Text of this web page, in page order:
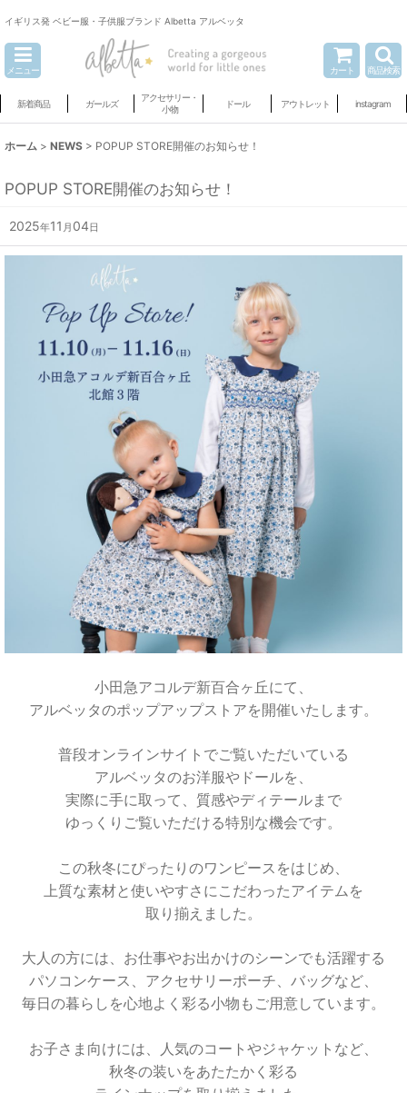
イギリス発 ベビー服・子供服ブランド Albetta アルベッタ
メニュー カート 商品検索
新着商品 ガールズ
アクセサリー・
小物
ドール アウトレット instagram
ホーム > NEWS > POPUP STORE開催のお知らせ！
POPUP STORE開催のお知らせ！
2025年11 月 04日
小田急アコルデ新百合ヶ丘にて、
アルベッタのポップアップストアを開催いたします。
普段オンラインサイトでご覧いただいている
アルベッタのお洋服やドールを、
実際に手に取って、質感やディテールまで
ゆっくりご覧いただける特別な機会です。
この秋冬にぴったりのワンピースをはじめ、
上質な素材と使いやすさにこだわったアイテムを
取り揃えました。
大人の方には、お仕事やお出かけのシーンでも活躍する
パソコンケース、アクセサリーポーチ、バッグなど、
毎日の暮らしを心地よく彩る小物もご用意しています。
お子さま向けには、人気のコートやジャケットなど、
秋冬の装いをあたたかく彩る